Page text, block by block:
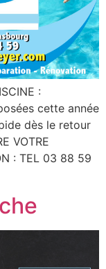
:
cette année
dès le retour
VOTRE
: TEL 03 88 59